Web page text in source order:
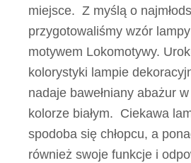
miejsce. Z myślą o
przygotowaliśmy wzór
motywem Lokomotywy.
kolorystyki lampie
nadaje bawełniany abażur
kolorze białym. Ciekawa
spodoba się chłopcu, a
również swoje funkcje i